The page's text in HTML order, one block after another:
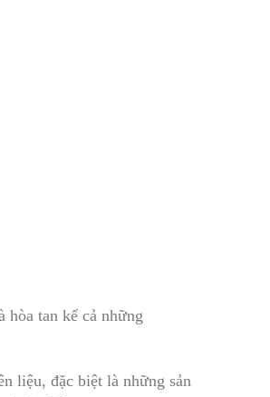
tan kể cả những
liệu, đặc biệt là những sản